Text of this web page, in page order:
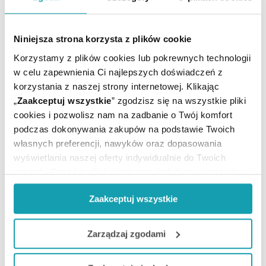
Niniejsza strona korzysta z plików cookie
Korzystamy z plików cookies lub pokrewnych technologii
w celu zapewnienia Ci najlepszych doświadczeń z
korzystania z naszej strony internetowej. Klikając
„Zaakceptuj wszystkie” zgodzisz się na wszystkie pliki
cookies i pozwolisz nam na zadbanie o Twój komfort
podczas dokonywania zakupów na podstawie Twoich
własnych preferencji, nawyków oraz dopasowania
wyświetlania naszej oferty indywidualnie do Twoich
potrzeb. Część z plików jest nam dodatkowo niezbędna
do prawidłowego działania Portalu oraz jego
funkcjonalności. W zależności od funkcji, dane o tym jak
korzystasz z naszej witryny będą również przekazywane
do naszych Partnerów marketingowych i analitycznych.
Jeżeli chcesz dostosować swoją zgodę i wybrać tylko
Zaakceptuj wszystkie
Zarządzaj zgodami
22,19 zł- najniższa cena z30 dni
POWIADOM O DOSTĘPNOŚCI
33,99 zł
POWIADOM O DOSTĘPNOŚCI
rozgryzania z żelazem, 30
Health Labs FeMe Complex
kapsułki z żelazem i